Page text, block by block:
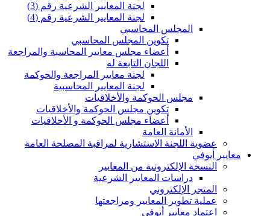
لجنة المعايير الشرعية رقم (3)
لجنة المعايير الشرعية رقم (4)
المجلس المحاسبي
تكوين المجلس المحاسبي
أعضاء مجلس معايير المحاسبة والمراجعة
اللجان التابعة له
لجنة معايير المراجعة والحوكمة
لجنة المعايير المحاسبية
مجلس الحوكمة والأخلاقيات
تكوين مجلس الحوكمة والأخلاقيات
أعضاء مجلس الحوكمة و الأخلاقيات
الأمانة العامة
عضوية اللجنة الاستشارية لمراقبة المصلحة العامة
معايير أيوفي
النسخة الإلكترونية من المعايير
دراسات المعايير الشرعية
المتجر الإلكتروني
عملية تطوير المعايير ومراجعتها
اعتماد معايير أيوفي